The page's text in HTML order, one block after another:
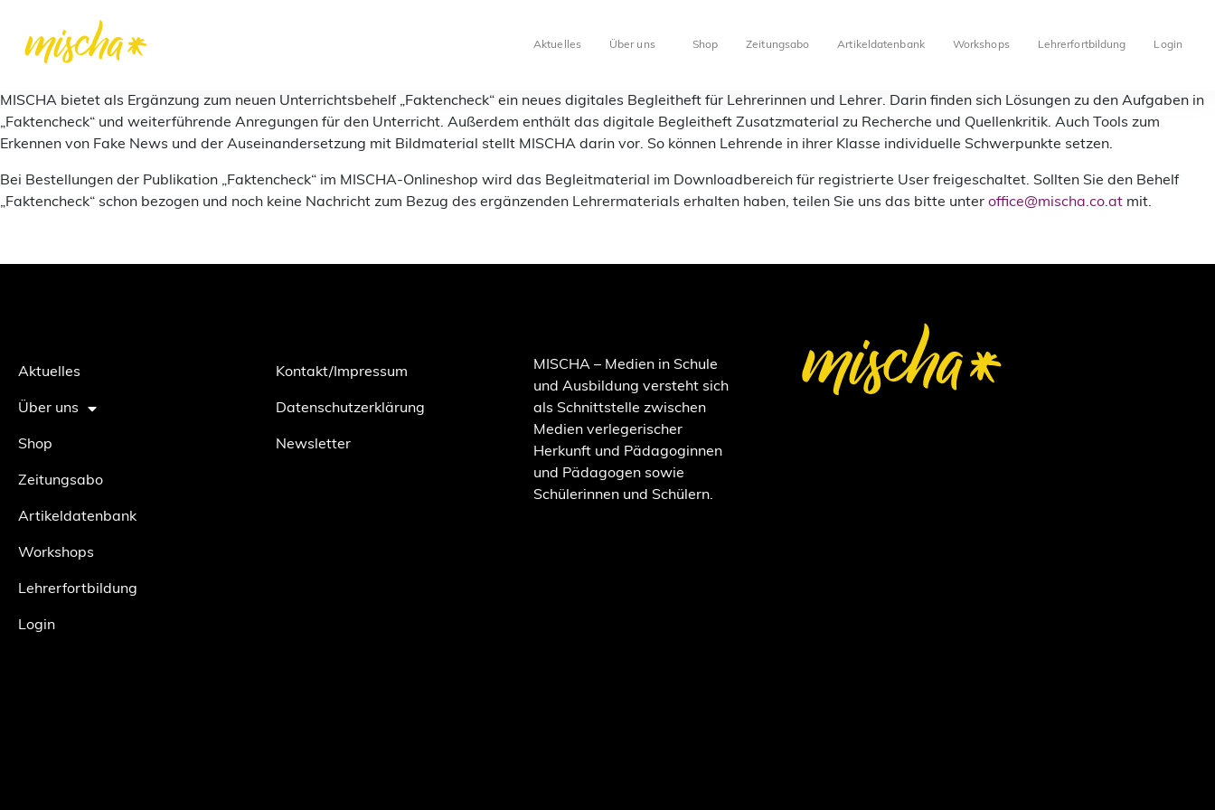
Aktuelles Über uns Shop Zeitungsabo Artikeldatenbank Workshops Lehrerfortbildung Login
MISCHA bietet als Ergänzung zum neuen Unterrichtsbehelf „Faktencheck“ ein neues digitales Begleitheft für Lehrerinnen und Lehrer. Darin finden sich Lösungen zu den Aufgaben in
„Faktencheck“ und weiterführende Anregungen für den Unterricht. Außerdem enthält das digitale Begleitheft Zusatzmaterial zu Recherche und Quellenkritik. Auch Tools zum
Erkennen von Fake News und der Auseinandersetzung mit Bildmaterial stellt MISCHA darin vor. So können Lehrende in ihrer Klasse individuelle Schwerpunkte setzen.
Bei Bestellungen der Publikation „Faktencheck“ im MISCHA-Onlineshop wird das Begleitmaterial im Downloadbereich für registrierte User freigeschaltet. Sollten Sie den Behelf
„Faktencheck“ schon bezogen und noch keine Nachricht zum Bezug des ergänzenden Lehrermaterials erhalten haben, teilen Sie uns das bitte unter office@mischa.co.at mit.
Aktuelles
Über uns
Shop
Zeitungsabo
Artikeldatenbank
Workshops
Lehrerfortbildung
Login
Kontakt/Impressum
Datenschutzerklärung
Newsletter
MISCHA – Medien in Schule
und Ausbildung versteht sich
als Schnittstelle zwischen
Medien verlegerischer
Herkunft und Pädagoginnen
und Pädagogen sowie
Schülerinnen und Schülern.